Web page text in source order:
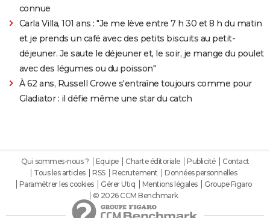
connue
Carla Villa, 101 ans : "Je me lève entre 7 h 30 et 8 h du matin
et je prends un café avec des petits biscuits au petit-
déjeuner. Je saute le déjeuner et, le soir, je mange du poulet
avec des légumes ou du poisson"
À 62 ans, Russell Crowe s'entraîne toujours comme pour
Gladiator : il défie même une star du catch
Qui sommes-nous ? Equipe Charte éditoriale Publicité
Contact
Tous les articles
RSS Recrutement
Données personnelles
Paramétrer les cookies
Gérer Utiq Mentions légales
Groupe Figaro
© 2026 CCM Benchmark